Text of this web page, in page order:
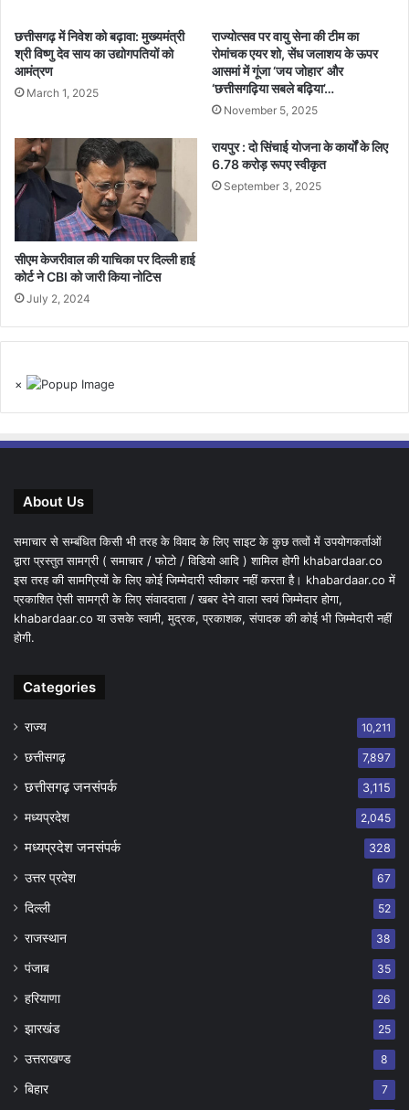
छत्तीसगढ़ में निवेश को बढ़ावा: मुख्यमंत्री
श्री विष्णु देव साय का उद्योगपतियों को
आमंत्रण
March 1, 2025
राज्योत्सव पर वायु सेना की टीम का
रोमांचक एयर शो, सेंध जलाशय के ऊपर
आसमां में गूंजा ‘जय जोहार’ और
‘छत्तीसगढ़िया सबले बढ़िया’…
November 5, 2025
सीएम केजरीवाल की याचिका पर दिल्ली हाई
कोर्ट ने CBI को जारी किया नोटिस
July 2, 2024
रायपुर : दो सिंचाई योजना के कार्यों के लिए
6.78 करोड़ रूपए स्वीकृत
September 3, 2025
×
About Us
समाचार से सम्बंधित किसी भी तरह के विवाद के लिए साइट के कुछ तत्वों में उपयोगकर्ताओं
द्वारा प्रस्तुत सामग्री ( समाचार / फोटो / विडियो आदि ) शामिल होगी khabardaar.co
इस तरह की सामग्रियों के लिए कोई जिम्मेदारी स्वीकार नहीं करता है। khabardaar.co में
प्रकाशित ऐसी सामग्री के लिए संवाददाता / खबर देने वाला स्वयं जिम्मेदार होगा,
khabardaar.co या उसके स्वामी, मुद्रक, प्रकाशक, संपादक की कोई भी जिम्मेदारी नहीं
होगी.
Categories
राज्य 10,211
छत्तीसगढ़ 7,897
छत्तीसगढ़ जनसंपर्क 3,115
मध्यप्रदेश 2,045
मध्यप्रदेश जनसंपर्क 328
उत्तर प्रदेश 67
दिल्ली 52
राजस्थान 38
पंजाब 35
हरियाणा 26
झारखंड 25
उत्तराखण्ड 8
बिहार 7